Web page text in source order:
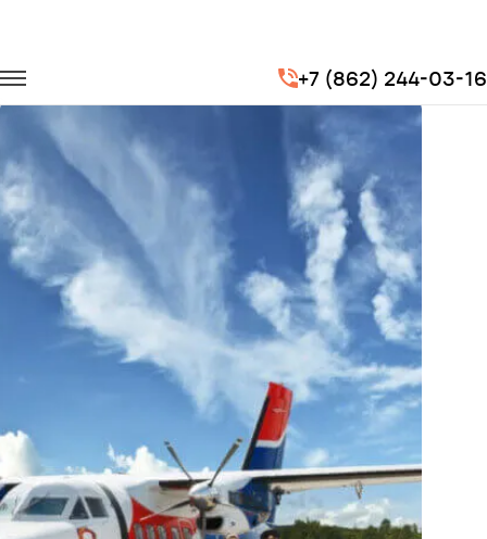
+7 (862) 244-03-16
Перевозка сотрудников
Доставка сотрудников для компании "Авиакомпания Уктус"